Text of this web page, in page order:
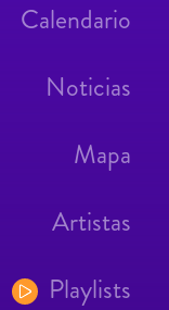
Calendario
Noticias
Mapa
Artistas
Playlists